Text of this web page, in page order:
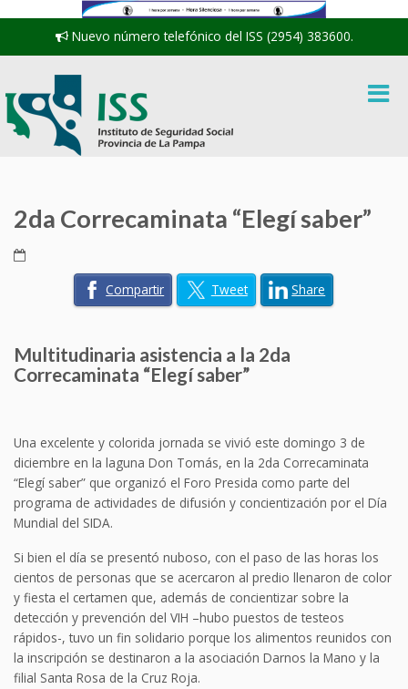
Nuevo número telefónico del ISS (2954) 383600.
2da Correcaminata “Elegí saber”
Compartir Tweet Share
Multitudinaria asistencia a la 2da
Correcaminata “Elegí saber”
Una excelente y colorida jornada se vivió este domingo 3 de
diciembre en la laguna Don Tomás, en la 2da Correcaminata
“Elegí saber” que organizó el Foro Presida como parte del
programa de actividades de difusión y concientización por el Día
Mundial del SIDA.
Si bien el día se presentó nuboso, con el paso de las horas los
cientos de personas que se acercaron al predio llenaron de color
y fiesta el certamen que, además de concientizar sobre la
detección y prevención del VIH –hubo puestos de testeos
rápidos-, tuvo un fin solidario porque los alimentos reunidos con
la inscripción se destinaron a la asociación Darnos la Mano y la
filial Santa Rosa de la Cruz Roja.